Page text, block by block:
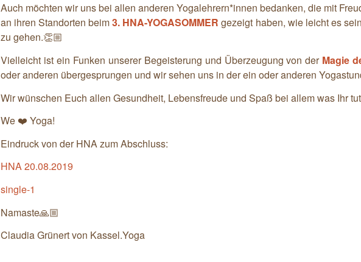
Auch möchten wir uns bei allen anderen Yogalehrern*innen bedanken, die mit
an ihren Standorten beim3. HNA-YOGASOMMERgezeigt haben, wie leicht es
zu gehen.👏🏼
Vielleicht ist ein Funken unserer Begeisterung und Überzeugung von der Magie
oder anderen übergesprungen und wir sehen uns in der ein oder anderen
Wir wünschen Euch allen Gesundheit, Lebensfreude und Spaß bei allem was Ihr
We ❤️ Yoga!
Eindruck von der HNA zum Abschluss:
HNA 20.08.2019
single-1
Namaste🙏🏼
Claudia Grünert von Kassel.Yoga